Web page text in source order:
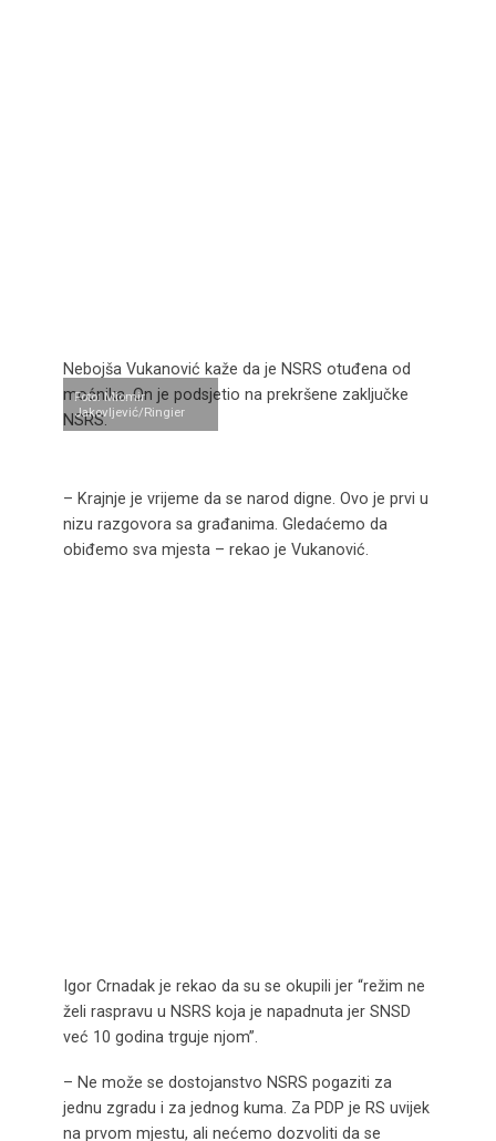
Nebojša Vukanović kaže da je NSRS otuđena od
moćnika. On je podsjetio na prekršene zaključke
NSRS.
Foto: Miomir
Jakovljević/Ringier
– Krajnje je vrijeme da se narod digne. Ovo je prvi u
nizu razgovora sa građanima. Gledaćemo da
obiđemo sva mjesta – rekao je Vukanović.
Igor Crnadak je rekao da su se okupili jer “režim ne
želi raspravu u NSRS koja je napadnuta jer SNSD
već 10 godina trguje njom”.
– Ne može se dostojanstvo NSRS pogaziti za
jednu zgradu i za jednog kuma. Za PDP je RS uvijek
na prvom mjestu, ali nećemo dozvoliti da se